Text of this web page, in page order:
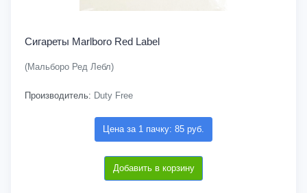
Сигареты Marlboro Red Label
(Мальборо Ред Лебл)
Производитель: Duty Free
Цена за 1 пачку: 85 руб.
Добавить в корзину